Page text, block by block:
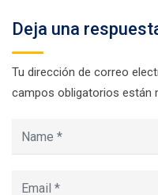
Deja una
Tu dirección de correo
campos obligatorios están